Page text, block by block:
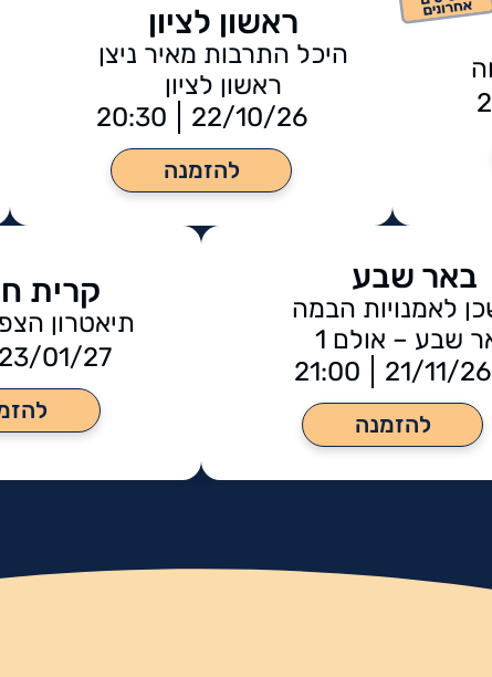
ראשון לציון
היכל התרבות מאיר ניצן
ראשון לציון
22/10/26
20:30
להזמנה
באר שבע
לאמנויות הבמה
שבע – אולם 1
21/11/26
21:00
להזמנה
קרית
תיאטרון
23/01/27